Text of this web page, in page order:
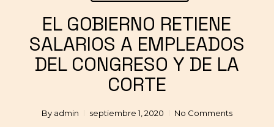
EL GOBIERNO RETIENE
SALARIOS A EMPLEADOS
DEL CONGRESO Y DE LA
CORTE
By admin septiembre 1, 2020 No Comments